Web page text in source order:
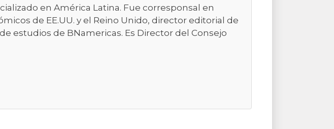
en América Latina. Fue corresponsal en
de EE.UU. y el Reino Unido, director editorial de
estudios de BNamericas. Es Director del Consejo